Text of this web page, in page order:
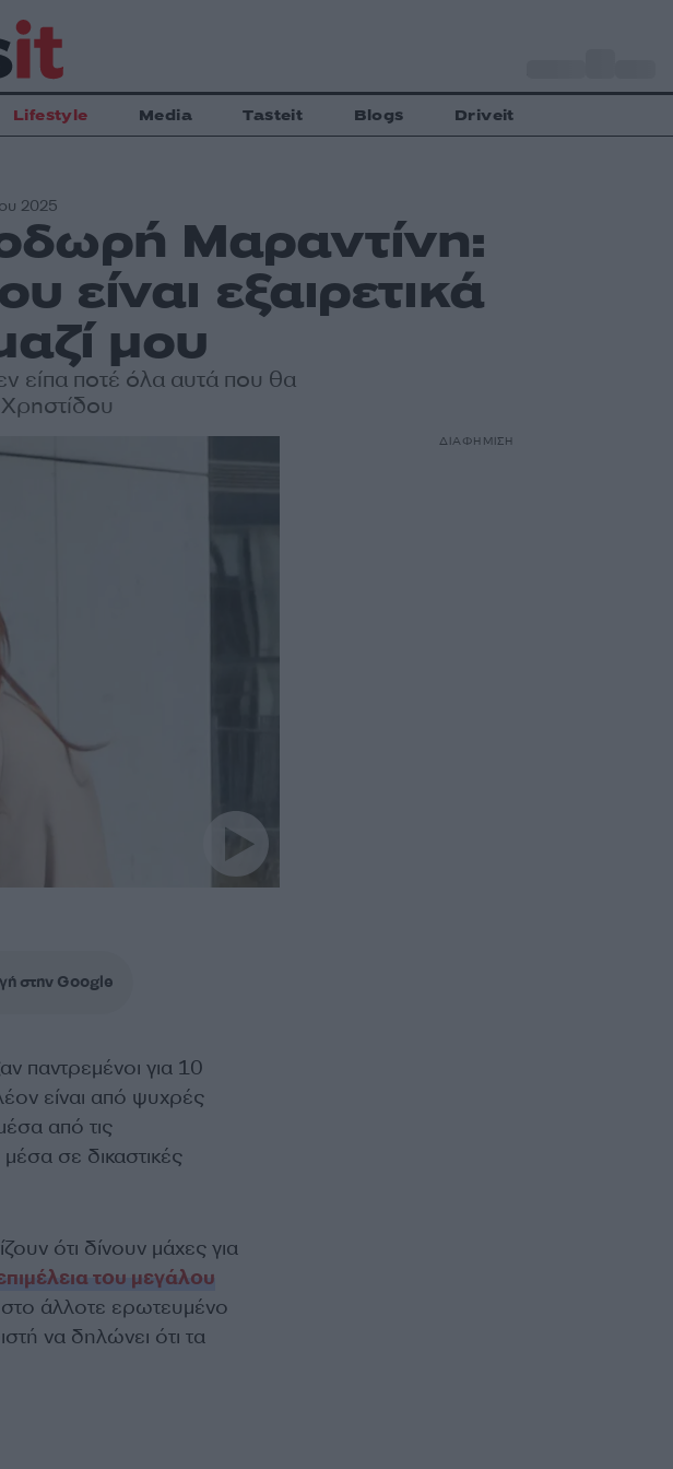
Lifestyle Media Tasteit Blogs Driveit
2025
Μαραντίνη:
είναι εξαιρετικά
μου
είπα ποτέ όλα αυτά που θα
Χρηστίδου
στην Google
παντρεμένοι για 10
είναι από ψυχρές
από τις
σε δικαστικές
ότι δίνουν μάχες για
του μεγάλου
άλλοτε ερωτευμένο
να δηλώνει ότι τα
ΔΙΑΦΗΜΙΣΗ